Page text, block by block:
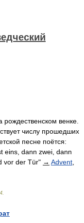
рождественском венке.
числу прошедших
песне поётся:
eins, dann zwei, dann
vor der Tür" → Advent